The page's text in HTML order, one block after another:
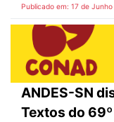
Publicado em: 17 de
ANDES-SN
Textos do